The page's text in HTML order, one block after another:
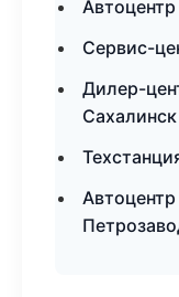
Сервис-
Дилер-
Сахалинск